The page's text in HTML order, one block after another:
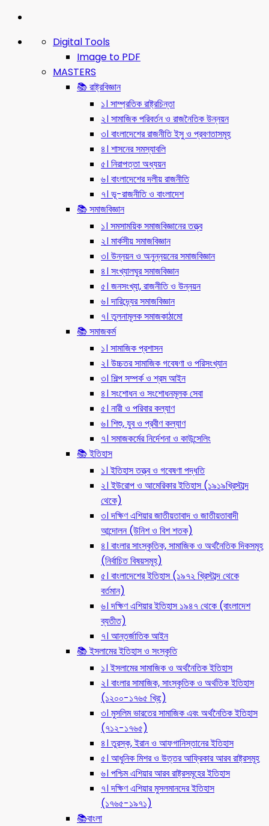
Digital Tools
Image to PDF
MASTERS
📚 রাষ্ট্রবিজ্ঞান
১। সাম্প্রতিক রাষ্ট্রচিন্তা
২। সামাজিক পরিবর্তন ও রাজনৈতিক উন্নয়ন
৩। বাংলাদেশের রাজনীতি ইসু ও প্রবণতাসমূহ
৪। শাসনের সমস্যাবলি
৫। নিরাপত্তা অধ্যয়ন
৬। বাংলাদেশের দলীয় রাজনীতি
৭। ভূ-রাজনীতি ও বাংলাদেশ
📚 সমাজবিজ্ঞান
১। সমসাময়িক সমাজবিজ্ঞানের তত্ত্ব
২। মার্কসীয় সমাজবিজ্ঞান
৩। উন্নয়ন ও অনুন্নয়নের সমাজবিজ্ঞান
৪। সংখ্যালঘুর সমাজবিজ্ঞান
৫। জনসংখ্যা, রাজনীতি ও উন্নয়ন
৬। দারিদ্র্যের সমাজবিজ্ঞান
৭। তুলনামূলক সমাজকাঠামো
📚 সমাজকর্ম
১। সামাজিক প্রশাসন
২। উচ্চতর সামাজিক গবেষণা ও পরিসংখ্যান
৩। শিল্প সম্পর্ক ও শ্রম আইন
৪। সংশোধন ও সংশোধনমূলক সেবা
৫। নারী ও পরিবার কল্যাণ
৬। শিশু, যুব ও প্রবীণ কল্যাণ
৭। সমাজকর্মের নির্দেশনা ও কাউন্সেলিং
📚 ইতিহাস
১। ইতিহাস তত্ত্ব ও গবেষণা পদ্ধতি
২। ইউরোপ ও আমেরিকার ইতিহাস (১৯১৯খ্রিস্টাব্দ
থেকে)
৩। দক্ষিণ এশিয়ার জাতীয়তাবাদ ও জাতীয়তাবাদী
আন্দোলন (উনিশ ও বিশ শতক)
৪। বাংলার সাংস্কৃতিক, সামাজিক ও অর্থনৈতিক দিকসমূহ
(নির্বাচিত বিষয়সমূহ)
৫। বাংলাদেশের ইতিহাস (১৯৭২ খ্রিস্টাব্দ থেকে
বর্তমান)
৬। দক্ষিণ এশিয়ার ইতিহাস ১৯৪৭ থেকে (বাংলাদেশ
ব্যতীত)
৭। আন্তর্জাতিক আইন
📚 ইসলামের ইতিহাস ও সংস্কৃতি
১। ইসলামের সামাজিক ও অর্থনৈতিক ইতিহাস
২। বাংলার সামাজিক, সাংস্কৃতিক ও অর্থতিক ইতিহাস
(১২০০-১৭৬৫ খ্রি:)
৩। মুসলিম ভারতের সামাজিক এবং অর্থনৈতিক ইতিহাস
(৭১২-১৭৬৫)
৪। তুরস্ক, ইরান ও আফগানিস্তানের ইতিহাস
৫। আধুনিক মিশর ও উত্তর আফ্রিকার আরব রাষ্ট্রসমূহ
৬। পশ্চিম এশিয়ার আরব রাষ্ট্রসমূহের ইতিহাস
৭। দক্ষিণ এশিয়ার মুসলমানদের ইতিহাস
(১৭৬৫-১৯৭১)
📚বাংলা